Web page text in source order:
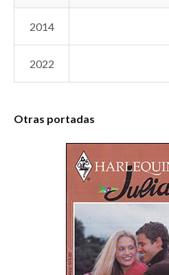
2014
2022
Otras portadas